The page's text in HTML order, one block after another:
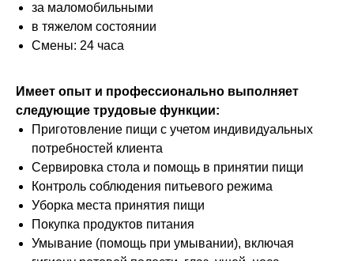
за маломобильными
в тяжелом состоянии
Смены: 24 часа
Имеет опыт и профессионально выполняет
следующие трудовые функции:
Приготовление пищи с учетом индивидуальных
потребностей клиента
Сервировка стола и помощь в принятии пищи
Контроль соблюдения питьевого режима
Уборка места принятия пищи
Покупка продуктов питания
Умывание (помощь при умывании), включая